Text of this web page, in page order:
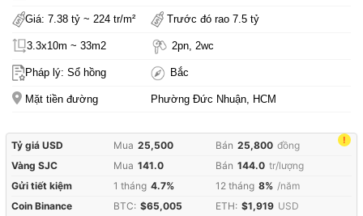
Giá: 7.38 tỷ ~ 224 tr/m² Trước đó rao 7.5 tỷ
3.3x10m ~ 33m2 2pn, 2wc
Pháp lý: Sổ hồng Bắc
Mặt tiền đường Phường Đức Nhuận, HCM
!
Tỷ giá USD Mua 25,500 Bán 25,800 đồng
Vàng SJC
Mua 141.0 Bán 144.0 tr/lượng
Gửi tiết kiệm
1 tháng 4.7% 12 tháng 8% /năm
Coin Binance
BTC: $65,005 ETH: $1,919 USD